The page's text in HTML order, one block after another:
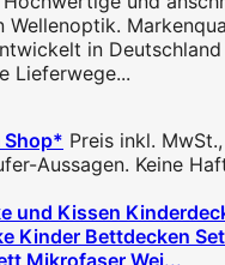
Wellenoptik.
in
Lieferwege...
Shop* Preis inkl.
Aussagen. Keine